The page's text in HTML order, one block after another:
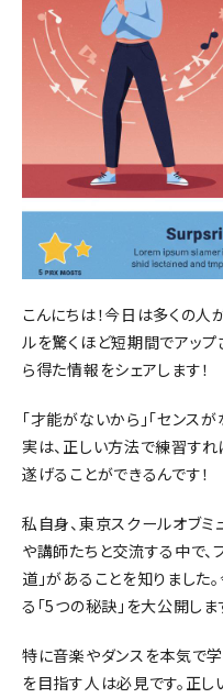
こんにちは！今日は多くの人
ルを驚くほど短期間でアッ
ら得た情報をシェアします！
「才能がないから」「センス
実は、正しい方法で練習すれ
遂げることができるんです！
私自身、東京スクールオブミ
や講師たちと交流する中で、
道」があることを知りました
る「5つの秘訣」を大公開しま
特に音楽やダンスを本気で
を目指す人は必見です。正